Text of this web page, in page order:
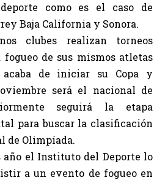
como es el caso de
Baja California y Sonora.
clubes realizan torneos
fogueo de sus mismos atletas
de iniciar su Copa y
será el nacional de
seguirá la etapa
para buscar la clasificación
de Olimpíada.
año el Instituto del Deporte lo
a un evento de fogueo en